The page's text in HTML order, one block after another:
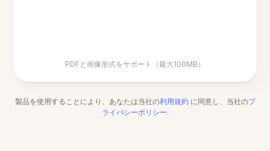
PDFと画像形式をサポート（最大100MB）
製品を使用することにより、あなたは当社の利用規約 に同意し、当社のプ
ライバシーポリシー.